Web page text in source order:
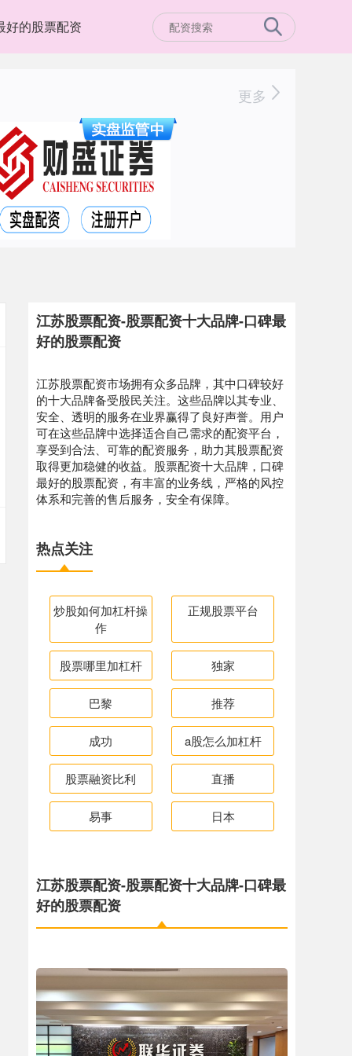
好的股票配资
更多
江苏股票配资-股票配资十大品牌-口碑最
好的股票配资
江苏股票配资市场拥有众多品牌，其中口碑较好
的十大品牌备受股民关注。这些品牌以其专业、
安全、透明的服务在业界赢得了良好声誉。用户
可在这些品牌中选择适合自己需求的配资平台，
享受到合法、可靠的配资服务，助力其股票配资
取得更加稳健的收益。股票配资十大品牌，口碑
最好的股票配资，有丰富的业务线，严格的风控
体系和完善的售后服务，安全有保障。
热点关注
炒股如何加杠杆操
作
正规股票平台
股票哪里加杠杆 独家
巴黎 推荐
成功 a股怎么加杠杆
股票融资比利 直播
易事 日本
江苏股票配资-股票配资十大品牌-口碑最
好的股票配资